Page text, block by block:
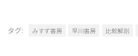
タグ: みすず書房 早川書房 比較解剖